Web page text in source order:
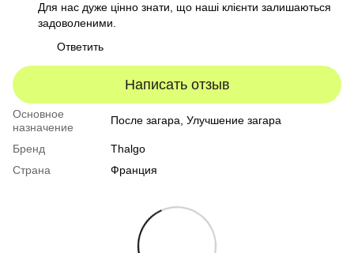
Для нас дуже цінно знати, що наші клієнти залишаються
задоволеними.
Ответить
Написать отзыв
Основное
назначение
После загара, Улучшение загара
Бренд
Thalgo
Страна
Франция